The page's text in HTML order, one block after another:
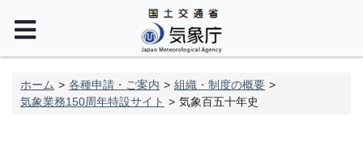
ホーム 各種申請・ご案内
組織・制度の概要
気象業務150周年特設サイト
気象百五十年史